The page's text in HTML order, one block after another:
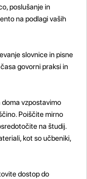
poslušanje in
na podlagi vaših
slovnice in pisne
govorni praksi in
doma vzpostavimo
Poiščite mirno
na študij.
kot so učbeniki,
dostop do